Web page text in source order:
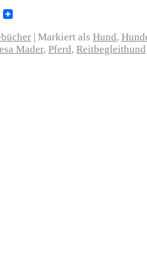
| Markiert als Hund,
Mader, Pferd, Reitbegleithund